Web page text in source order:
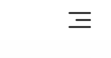
ついて、およびご質問